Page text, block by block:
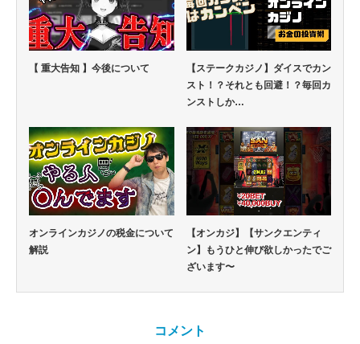
【 重大告知 】今後について
【ステークカジノ】ダイスでカン
スト！？それとも回避！？毎回カ
ンストしか…
オンラインカジノの税金について
解説
【オンカジ】【サンクエンティ
ン】もうひと伸び欲しかったでご
ざいます〜
コメント